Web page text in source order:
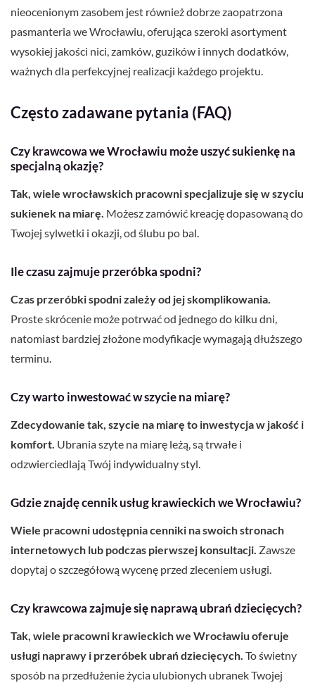
nieocenionym zasobem jest również dobrze zaopatrzona
pasmanteria we Wrocławiu, oferująca szeroki asortyment
wysokiej jakości nici, zamków, guzików i innych dodatków,
ważnych dla perfekcyjnej realizacji każdego projektu.
Często zadawane pytania (FAQ)
Czy krawcowa we Wrocławiu może uszyć sukienkę na
specjalną okazję?
Tak, wiele wrocławskich pracowni specjalizuje się w szyciu
sukienek na miarę. Możesz zamówić kreację dopasowaną do
Twojej sylwetki i okazji, od ślubu po bal.
Ile czasu zajmuje przeróbka spodni?
Czas przeróbki spodni zależy od jej skomplikowania.
Proste skrócenie może potrwać od jednego do kilku dni,
natomiast bardziej złożone modyfikacje wymagają dłuższego
terminu.
Czy warto inwestować w szycie na miarę?
Zdecydowanie tak, szycie na miarę to inwestycja w jakość i
komfort. Ubrania szyte na miarę leżą, są trwałe i
odzwierciedlają Twój indywidualny styl.
Gdzie znajdę cennik usług krawieckich we Wrocławiu?
Wiele pracowni udostępnia cenniki na swoich stronach
internetowych lub podczas pierwszej konsultacji. Zawsze
dopytaj o szczegółową wycenę przed zleceniem usługi.
Czy krawcowa zajmuje się naprawą ubrań dziecięcych?
Tak, wiele pracowni krawieckich we Wrocławiu oferuje
usługi naprawy i przeróbek ubrań dziecięcych. To świetny
sposób na przedłużenie życia ulubionych ubranek Twojej